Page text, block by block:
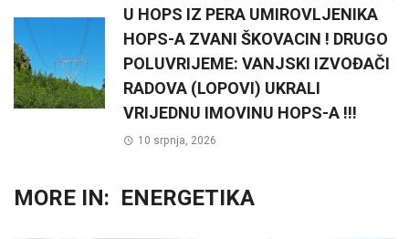
U HOPS IZ PERA UMIROVLJENIKA
HOPS-A ZVANI ŠKOVACIN ! DRUGO
POLUVRIJEME: VANJSKI IZVOĐAČI
RADOVA (LOPOVI) UKRALI
VRIJEDNU IMOVINU HOPS-A !!!
10 srpnja, 2026
MORE IN: ENERGETIKA